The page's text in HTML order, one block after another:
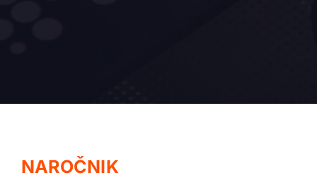
NAROČNIK